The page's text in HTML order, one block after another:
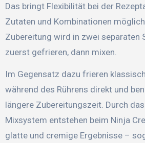
Das bringt Flexibilität bei der
Zutaten und Kombinationen
Zubereitung wird in zwei separaten
zuerst gefrieren, dann mixen.
Im Gegensatz dazu frieren
während des Rührens direkt und
längere Zubereitungszeit. Durch
Mixsystem entstehen beim Ninja
glatte und cremige Ergebnisse –